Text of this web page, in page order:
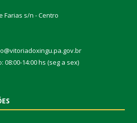
Farias s/n - Centro
14:00 hs (seg a sex)